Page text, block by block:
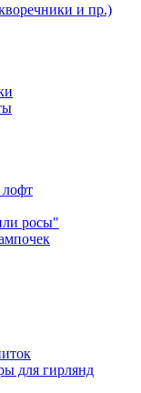
и пр.)
росы"
для гирлянд